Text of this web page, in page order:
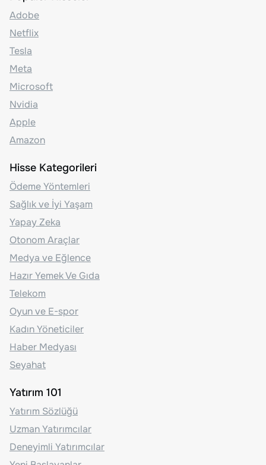
Adobe
Netflix
Tesla
Meta
Microsoft
Nvidia
Apple
Amazon
Hisse Kategorileri
Ödeme Yöntemleri
Sağlık ve İyi Yaşam
Yapay Zeka
Otonom Araçlar
Medya ve Eğlence
Hazır Yemek Ve Gıda
Telekom
Oyun ve E-spor
Kadın Yöneticiler
Haber Medyası
Seyahat
Yatırım 101
Yatırım Sözlüğü
Uzman Yatırımcılar
Deneyimli Yatırımcılar